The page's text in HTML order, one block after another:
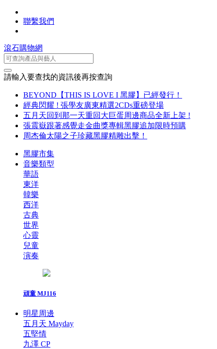
聯繫我們
滾石購物網
請輸入要查找的資訊後再按查詢
BEYOND【THIS IS LOVE I 黑膠】已經發行！
經典閃耀 ! 張學友廣東精選2CDs重磅登場
五月天回到那一天重回大巨蛋周邊商品全新上架 !
張震嶽跟著感覺走金曲獎專輯黑膠追加限時預購
周杰倫太陽之子珍藏黑膠精雕出擊！
黑膠市集
音樂類型
華語
東洋
韓樂
西洋
古典
世界
心靈
兒童
演奏
頑童 MJ116
明星周邊
五月天 Mayday
五堅情
九澤 CP